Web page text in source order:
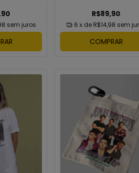
sem juros
R$89,90
6 x de R$14,98 sem
COMPRAR